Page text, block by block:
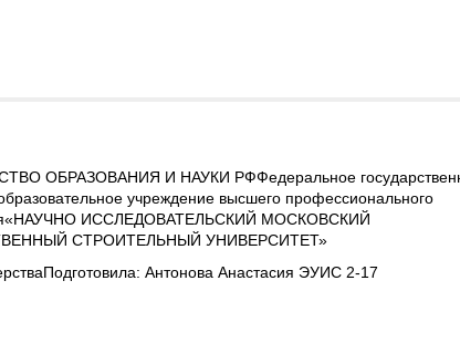
ОБРАЗОВАНИЯ И НАУКИ РФФедеральное
учреждение высшего профессионального
ИССЛЕДОВАТЕЛЬСКИЙ МОСКОВСКИЙ
СТРОИТЕЛЬНЫЙ УНИВЕРСИТЕТ»
Антонова Анастасия ЭУИС 2-17